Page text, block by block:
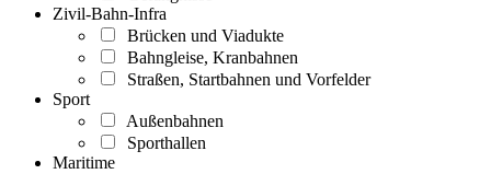
Zivil-Bahn-Infra
Brücken und Viadukte
Bahngleise, Kranbahnen
Straßen, Startbahnen und Vorfelder
Sport
Außenbahnen
Sporthallen
Maritime